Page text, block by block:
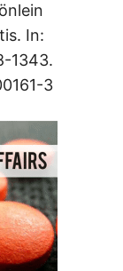
In:
1343.
3